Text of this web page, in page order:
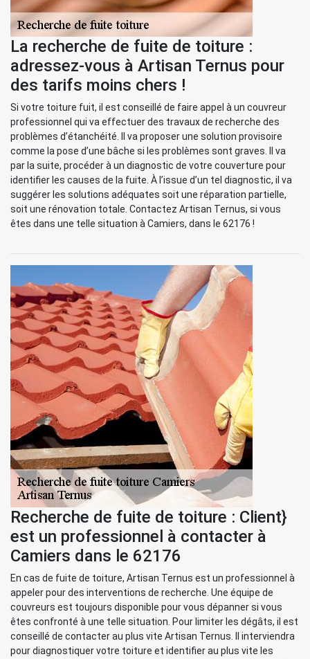
La recherche de fuite de toiture :
adressez-vous à Artisan Ternus pour
des tarifs moins chers !
Si votre toiture fuit, il est conseillé de faire appel à un couvreur
professionnel qui va effectuer des travaux de recherche des
problèmes d’étanchéité. Il va proposer une solution provisoire
comme la pose d’une bâche si les problèmes sont graves. Il va
par la suite, procéder à un diagnostic de votre couverture pour
identifier les causes de la fuite. À l’issue d’un tel diagnostic, il va
suggérer les solutions adéquates soit une réparation partielle,
soit une rénovation totale. Contactez Artisan Ternus, si vous
êtes dans une telle situation à Camiers, dans le 62176 !
Recherche de fuite de toiture : Client}
est un professionnel à contacter à
Camiers dans le 62176
En cas de fuite de toiture, Artisan Ternus est un professionnel à
appeler pour des interventions de recherche. Une équipe de
couvreurs est toujours disponible pour vous dépanner si vous
êtes confronté à une telle situation. Pour limiter les dégâts, il est
conseillé de contacter au plus vite Artisan Ternus. Il interviendra
pour diagnostiquer votre toiture et identifier au plus vite les